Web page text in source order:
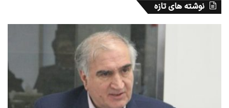
نوشته های تازه